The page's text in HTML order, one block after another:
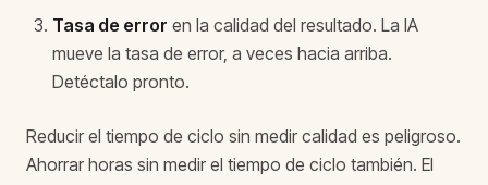
Tasa de error en la calidad del resultado. La IA
mueve la tasa de error, a veces hacia arriba.
Detéctalo pronto.
Reducir el tiempo de ciclo sin medir calidad es peligroso.
Ahorrar horas sin medir el tiempo de ciclo también. El